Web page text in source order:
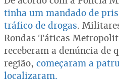
tinha um mandado de
tráfico de drogas.
Rondas Táticas
receberam a denúncia de
região, começaram a
localizaram.